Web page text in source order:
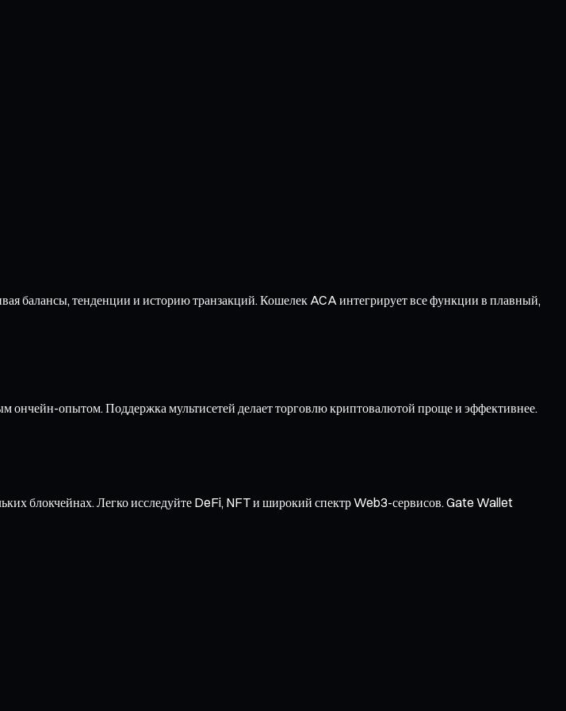
балансы, тенденции и историю транзакций. Кошелек ACA интегрирует все функции в плавный,
опытом. Поддержка мультисетей делает торговлю криптовалютой проще и эффективнее.
блокчейнах. Легко исследуйте DeFi, NFT и широкий спектр Web3-сервисов. Gate Wallet